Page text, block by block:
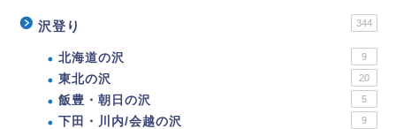
沢登り 344
北海道の沢 9
東北の沢 20
飯豊・朝日の沢 5
下田・川内/会越の沢 9